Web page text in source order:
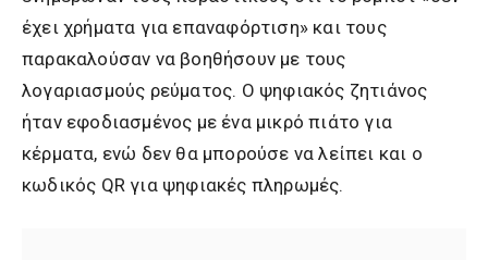
έχει χρήματα για επαναφόρτιση» και τους
παρακαλούσαν να βοηθήσουν με τους
λογαριασμούς ρεύματος. Ο ψηφιακός ζητιάνος
ήταν εφοδιασμένος με ένα μικρό πιάτο για
κέρματα, ενώ δεν θα μπορούσε να λείπει και ο
κωδικός QR για ψηφιακές πληρωμές.